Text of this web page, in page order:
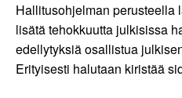
Hallitusohjelman perusteella
lisätä tehokkuutta julkisissa
edellytyksiä osallistua
Erityisesti halutaan kiristää